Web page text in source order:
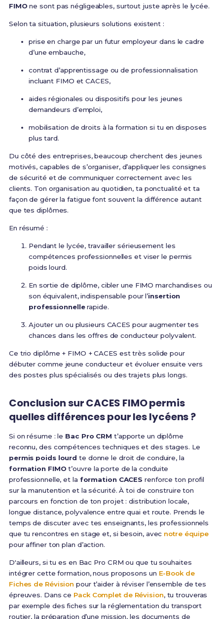
FIMO ne sont pas négligeables, surtout juste après le lycée.
Selon ta situation, plusieurs solutions existent :
prise en charge par un futur employeur dans le cadre
d’une embauche,
contrat d’apprentissage ou de professionnalisation
incluant FIMO et CACES,
aides régionales ou dispositifs pour les jeunes
demandeurs d’emploi,
mobilisation de droits à la formation si tu en disposes
plus tard.
Du côté des entreprises, beaucoup cherchent des jeunes
motivés, capables de s’organiser, d’appliquer les consignes
de sécurité et de communiquer correctement avec les
clients. Ton organisation au quotidien, ta ponctualité et ta
façon de gérer la fatigue font souvent la différence autant
que tes diplômes.
En résumé :
Pendant le lycée, travailler sérieusement les
compétences professionnelles et viser le permis
poids lourd.
En sortie de diplôme, cibler une FIMO marchandises ou
son équivalent, indispensable pour l’insertion
professionnellerapide.
Ajouter un ou plusieurs CACES pour augmenter tes
chances dans les offres de conducteur polyvalent.
Ce trio diplôme + FIMO + CACES est très solide pour
débuter comme jeune conducteur et évoluer ensuite vers
des postes plus spécialisés ou des trajets plus longs.
Conclusion sur CACES FIMO permis
quelles différences pour les lycéens ?
Si on résume : le Bac Pro CRM t’apporte un diplôme
reconnu, des compétences techniques et des stages. Le
permis poids lourd te donne le droit de conduire, la
formation FIMO t’ouvre la porte de la conduite
professionnelle, et la formation CACES renforce ton profil
sur la manutention et la sécurité. À toi de construire ton
parcours en fonction de ton projet : distribution locale,
longue distance, polyvalence entre quai et route. Prends le
temps de discuter avec tes enseignants, les professionnels
que tu rencontres en stage et, si besoin, avec notre équipe
pour affiner ton plan d’action.
D'ailleurs, si tu es en Bac Pro CRM ou que tu souhaites
intégrer cette formation, nous proposons un E-Book de
Fiches de Révision pour t’aider à réviser l’ensemble de tes
épreuves. Dans ce Pack Complet de Révision, tu trouveras
par exemple des fiches sur la réglementation du transport
routier, la préparation d’une mission, les documents de